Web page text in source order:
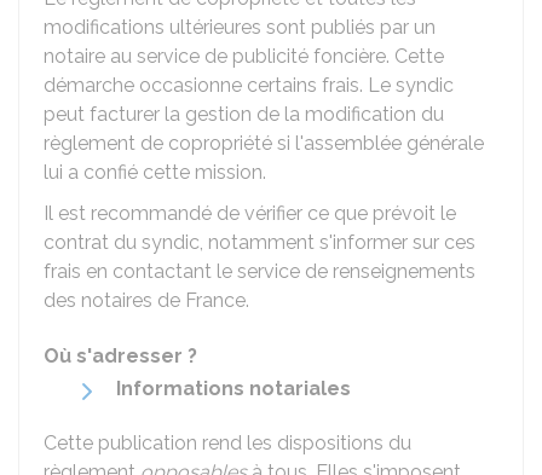
modifications ultérieures sont publiés par un
notaire au service de publicité foncière. Cette
démarche occasionne certains frais. Le syndic
peut facturer la gestion de la modification du
règlement de copropriété si l'assemblée générale
lui a confié cette mission.
Il est recommandé de vérifier ce que prévoit le
contrat du syndic, notamment s'informer sur ces
frais en contactant le service de renseignements
des notaires de France.
Où s'adresser ?
Informations notariales
Cette publication rend les dispositions du